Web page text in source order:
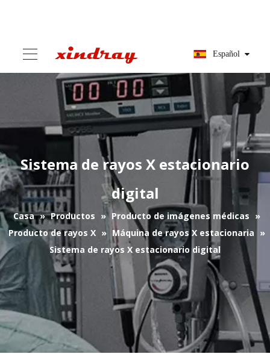
Español
Sistema de rayos X estacionario
digital
Casa » Productos » Producto de imágenes médicas »
Producto de rayos X » Máquina de rayos X estacionaria »
Sistema de rayos X estacionario digital